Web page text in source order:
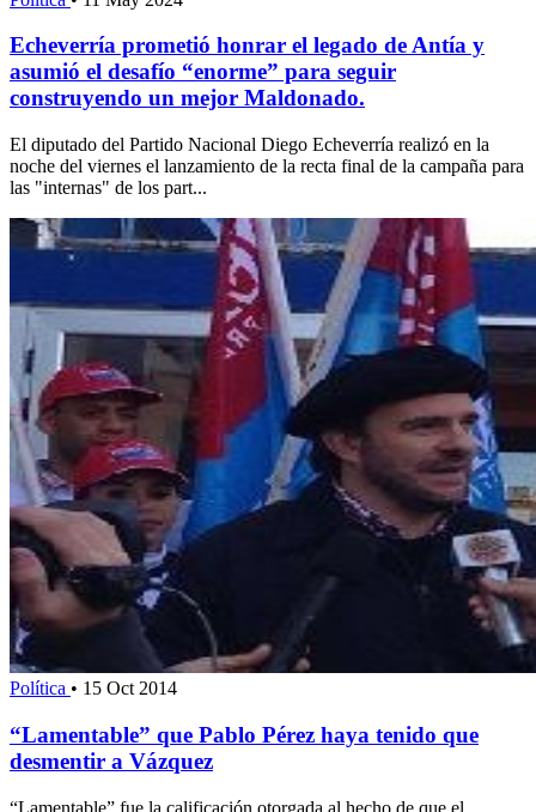
Echeverría prometió honrar el legado de Antía y
asumió el desafío “enorme” para seguir
construyendo un mejor Maldonado.
El diputado del Partido Nacional Diego Echeverría realizó en la
noche del viernes el lanzamiento de la recta final de la campaña para
las "internas" de los part...
Política • 15 Oct 2014
“Lamentable” que Pablo Pérez haya tenido que
desmentir a Vázquez
“Lamentable” fue la calificación otorgada al hecho de que el